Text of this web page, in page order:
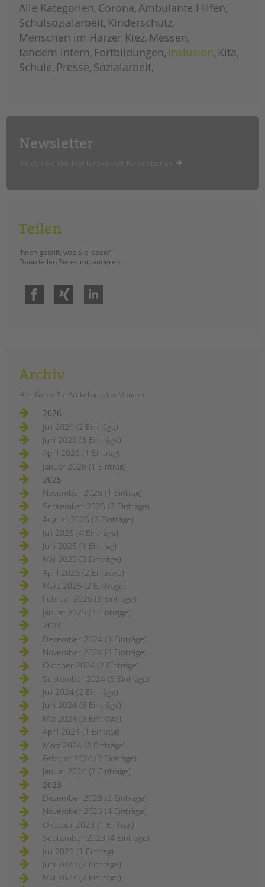
Alle Kategorien Corona Ambulante Hilfen
Schulsozialarbeit Kinderschutz
Menschen im Harzer Kiez Messen
tandem intern Fortbildungen Inklusion Kita
Schule Presse Sozialarbeit
Newsletter
Melden Sie sich hier für unseren Newsletter an.
Teilen
Ihnen gefällt, was Sie lesen?
Dann teilen Sie es mit anderen!
Facebook
Archiv
Hier finden Sie Artikel aus den Monaten
2026
Juli 2026 (2 Einträge)
Juni 2026 (3 Einträge)
April 2026 (1 Eintrag)
Januar 2026 (1 Eintrag)
2025
November 2025 (1 Eintrag)
September 2025 (2 Einträge)
August 2025 (2 Einträge)
Juli 2025 (4 Einträge)
Juni 2025 (1 Eintrag)
Mai 2025 (3 Einträge)
April 2025 (2 Einträge)
März 2025 (2 Einträge)
Februar 2025 (3 Einträge)
Januar 2025 (3 Einträge)
2024
Dezember 2024 (3 Einträge)
November 2024 (3 Einträge)
Oktober 2024 (2 Einträge)
September 2024 (5 Einträge)
Juli 2024 (2 Einträge)
Juni 2024 (3 Einträge)
Mai 2024 (3 Einträge)
April 2024 (1 Eintrag)
März 2024 (2 Einträge)
Februar 2024 (3 Einträge)
Januar 2024 (2 Einträge)
2023
Dezember 2023 (2 Einträge)
November 2023 (4 Einträge)
Oktober 2023 (1 Eintrag)
September 2023 (4 Einträge)
Juli 2023 (1 Eintrag)
Juni 2023 (2 Einträge)
Mai 2023 (2 Einträge)